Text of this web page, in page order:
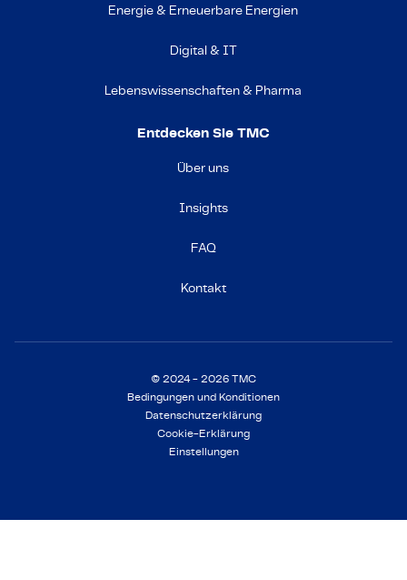
Energie & Erneuerbare Energien
Digital & IT
Lebenswissenschaften & Pharma
Entdecken Sie TMC
Über uns
Insights
FAQ
Kontakt
© 2024 - 2026 TMC
Bedingungen und Konditionen
Datenschutzerklärung
Cookie-Erklärung
Einstellungen